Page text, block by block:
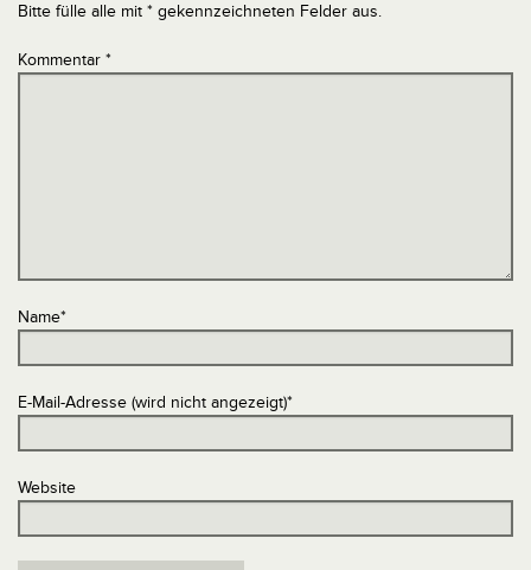
Bitte fülle alle mit * gekennzeichneten Felder aus.
Kommentar *
Name*
E-Mail-Adresse (wird nicht angezeigt)*
Website